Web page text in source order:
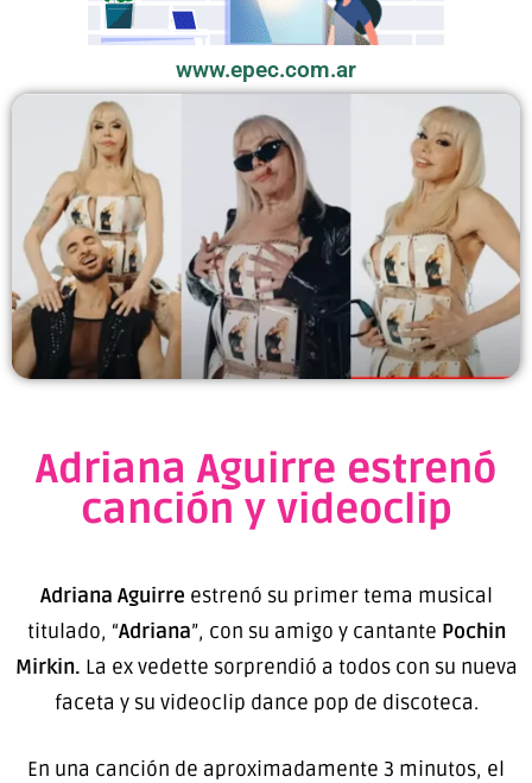
www.epec.com.ar
Adriana Aguirre estrenó
canción y videoclip
Adriana Aguirre estrenó su primer tema musical
titulado, “Adriana”, con su amigo y cantante Pochin
Mirkin. La ex vedette sorprendió a todos con su nueva
faceta y su videoclip dance pop de discoteca.
En una canción de aproximadamente 3 minutos, el